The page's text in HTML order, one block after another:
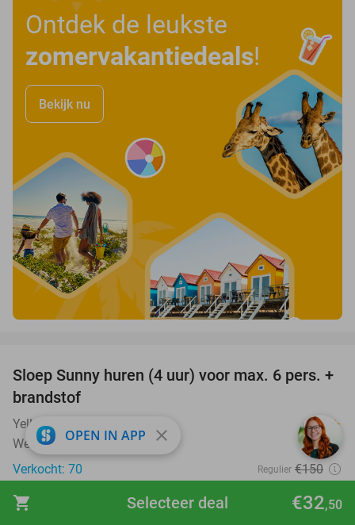
shopping_cart €32,50
Selecteer deal
Ontdek de leukste
zomervakantiedeals!
Bekijk nu
21%
Sloep Sunny huren (4 uur) voor max. 6 pers. +
brandstof
Yellow Boats 9.8 star
Wessem
Verkocht: 70
Regulier €150
€119
favorite_border
OPEN IN APP close